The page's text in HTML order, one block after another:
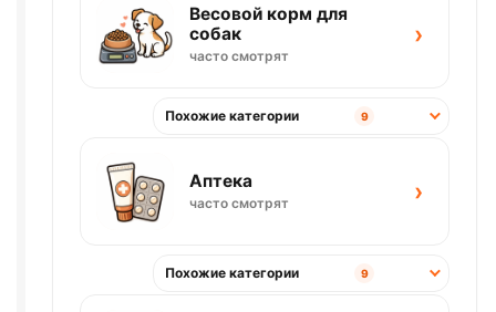
Весовой корм для
собак
часто смотрят
›
Похожие категории 9
Аптека
часто смотрят ›
Похожие категории 9